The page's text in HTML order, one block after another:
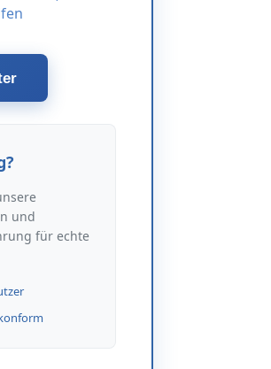
und
für echte